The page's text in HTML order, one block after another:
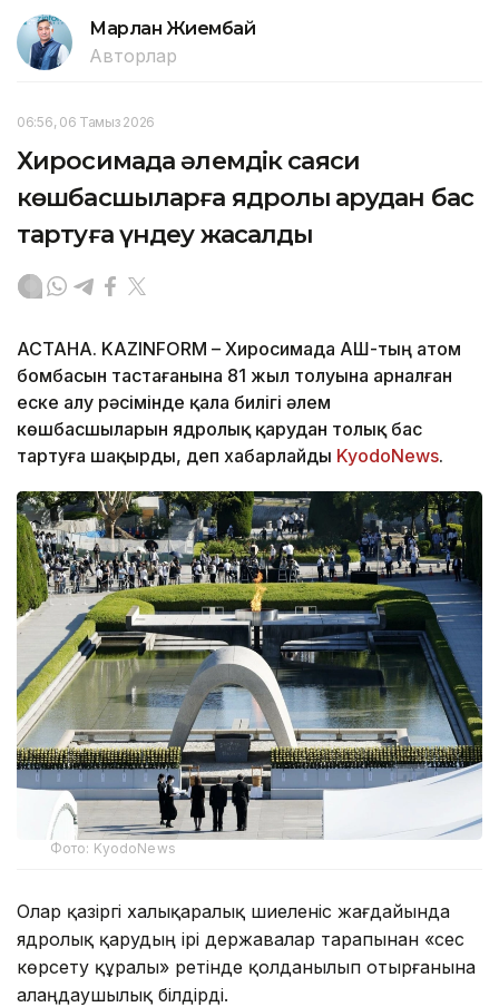
Марлан Жиембай
Авторлар
06:56, 06 Тамыз 2026
Хиросимада әлемдік саяси
көшбасшыларға ядролық қарудан бас
тартуға үндеу жасалды
АСТАНА. KAZINFORM – Хиросимада АҚШ-тың атом
бомбасын тастағанына 81 жыл толуына арналған
еске алу рәсімінде қала билігі әлем
көшбасшыларын ядролық қарудан толық бас
тартуға шақырды, деп хабарлайды KyodoNews.
Фото: KyodoNews
Олар қазіргі халықаралық шиеленіс жағдайында
ядролық қарудың ірі державалар тарапынан «сес
көрсету құралы» ретінде қолданылып отырғанына
алаңдаушылық білдірді.